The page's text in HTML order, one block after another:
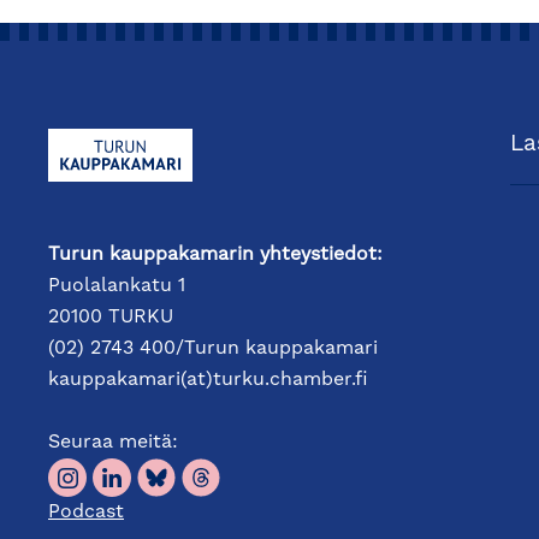
Turun kauppakamarin yhteystiedot:
Puolalankatu 1
20100 TURKU
(02) 2743 400/Turun kauppakamari
kauppakamari(at)turku.chamber.fi
Seuraa meitä:
Podcast